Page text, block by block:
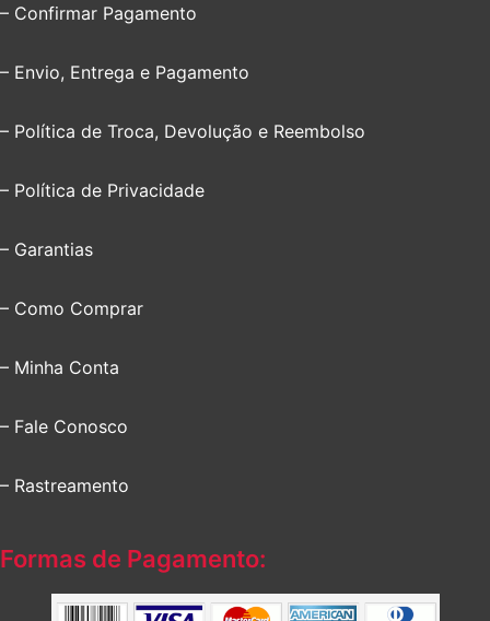
– Confirmar Pagamento
– Envio, Entrega e Pagamento
– Política de Troca, Devolução e Reembolso
– Política de Privacidade
– Garantias
– Como Comprar
– Minha Conta
– Fale Conosco
– Rastreamento
Formas de Pagamento: